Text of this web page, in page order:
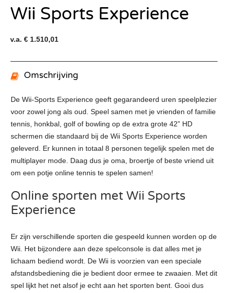
Wii Sports Experience
v.a. € 1.510,01
Omschrijving
De Wii-Sports Experience geeft gegarandeerd uren speelplezier
voor zowel jong als oud. Speel samen met je vrienden of familie
tennis, honkbal, golf of bowling op de extra grote 42” HD
schermen die standaard bij de Wii Sports Experience worden
geleverd. Er kunnen in totaal 8 personen tegelijk spelen met de
multiplayer mode. Daag dus je oma, broertje of beste vriend uit
om een potje online tennis te spelen samen!
Online sporten met Wii Sports
Experience
Er zijn verschillende sporten die gespeeld kunnen worden op de
Wii. Het bijzondere aan deze spelconsole is dat alles met je
lichaam bediend wordt. De Wii is voorzien van een speciale
afstandsbediening die je bedient door ermee te zwaaien. Met dit
spel lijkt het net alsof je echt aan het sporten bent. Gooi dus